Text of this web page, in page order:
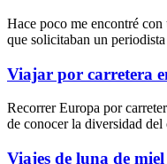
Hace poco me encontré
que solicitaban un
Viajar por carretera
Recorrer Europa por
de conocer la diversidad
Viajes de luna de miel